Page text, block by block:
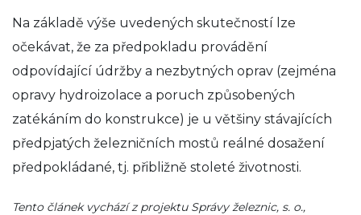
Na základě výše uvedených skutečností lze
očekávat, že za předpokladu provádění
odpovídající údržby a nezbytných oprav (zejména
opravy hydroizolace a poruch způsobených
zatékáním do konstrukce) je u většiny stávajících
předpjatých železničních mostů reálné dosažení
předpokládané, tj. přibližně stoleté životnosti.
Tento článek vychází z projektu Správy železnic, s. o.,